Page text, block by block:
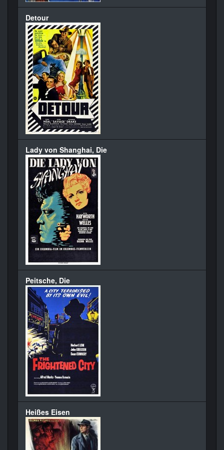
Detour
Lady von Shanghai, Die
Peitsche, Die
Heißes Eisen